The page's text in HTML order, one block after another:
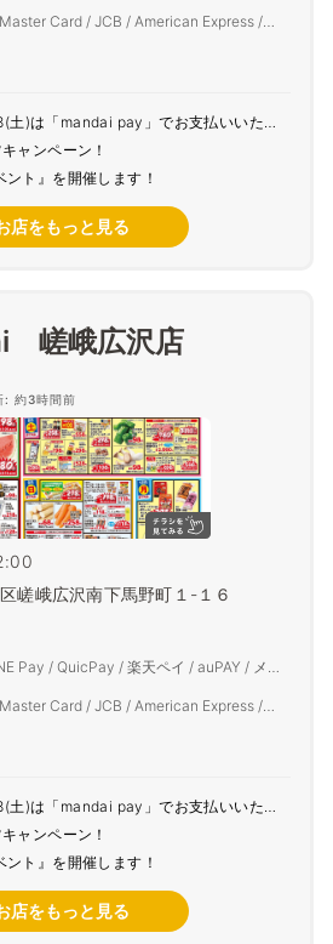
Card / JCB / American Express /
土)は「mandai pay」でお支払いいただ
ャンペーン！
ト』を開催します！
店をもっと見る
嵯峨広沢店
: 約3時間前
嵯峨広沢南下馬野町１-１６
Pay / QuicPay / 楽天ペイ / auPAY / メル
Card / JCB / American Express /
土)は「mandai pay」でお支払いいただ
ャンペーン！
ト』を開催します！
店をもっと見る